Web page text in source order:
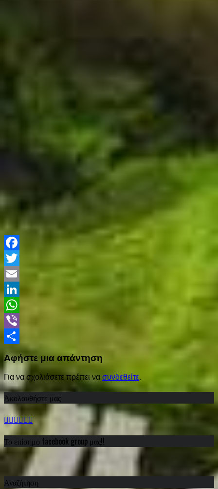
Facebook
Twitter
Email
LinkedIn
WhatsApp
Viber
Αφήστε μια απάντηση
Για να σχολιάσετε πρέπει να συνδεθείτε.
Ακολουθήστε μας
Το επίσημο facebook group μας!!
Αναζήτηση